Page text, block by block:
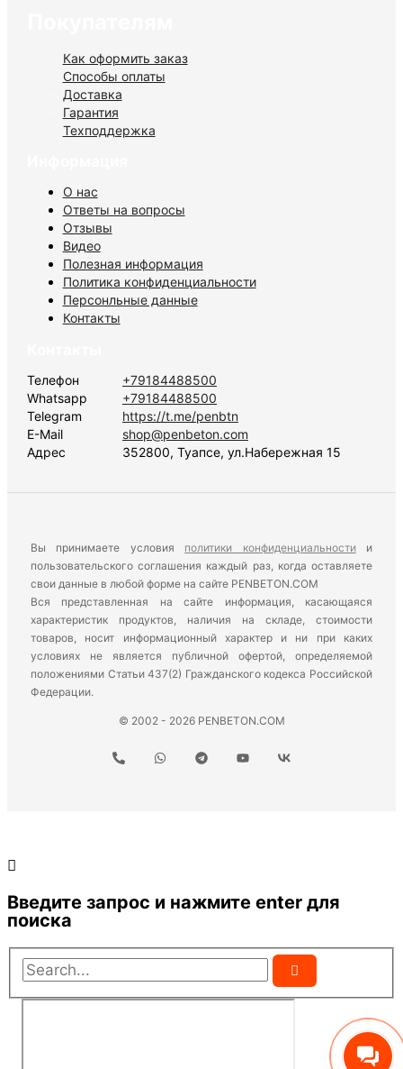
Как оформить заказ
Способы оплаты
Доставка
Гарантия
Техподдержка
О нас
Ответы на вопросы
Отзывы
Видео
Полезная информация
Политика конфиденциальности
Персонльные данные
Контакты
Телефон
+79184488500
Whatsapp
+79184488500
Telegram
https://t.me/penbtn
E-Mail
shop@penbeton.com
Адрес
352800, Туапсе, ул.Набережная 15
Вы принимаете условия политики конфиденциальностии
пользовательского соглашения каждый раз, когда оставляете
свои данные в любой форме на сайте PENBETON.COM
Вся представленная на сайте информация, касающаяся
характеристик продуктов, наличия на складе, стоимости
товаров, носит информационный характер и ни при каких
условиях не является публичной офертой, определяемой
положениями Статьи 437(2) Гражданского кодекса Российской
Федерации.
© 2002 - 2026 PENBETON.COM
Введите запрос и нажмите enter для
поиска
Search...